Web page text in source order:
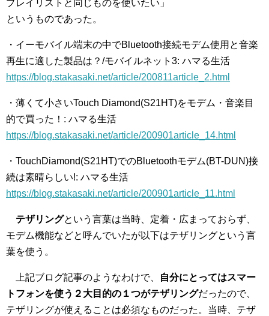
プレイリストと同じものを使いたい」
というものであった。
・イーモバイル端末の中でBluetooth接続モデム使用と音楽
再生に適した製品は？/モバイルネット3: ハマる生活
https://blog.stakasaki.net/article/200811article_2.html
・薄くて小さいTouch Diamond(S21HT)をモデム・音楽目
的で買った！: ハマる生活
https://blog.stakasaki.net/article/200901article_14.html
・TouchDiamond(S21HT)でのBluetoothモデム(BT-DUN)接
続は素晴らしい!: ハマる生活
https://blog.stakasaki.net/article/200901article_11.html
テザリングという言葉は当時、定着・広まっておらず、
モデム機能などと呼んでいたが以下はテザリングという言
葉を使う。
上記ブログ記事のようなわけで、
自分にとってはスマー
トフォンを使う２大目的の１つがテザリングだったので、
テザリングが使えることは必須なものだった。当時、テザ